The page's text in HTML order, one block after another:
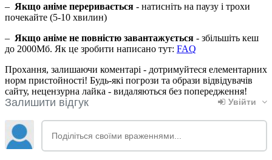
– Якщо аніме переривається - натисніть на паузу і трохи
почекайте (5-10 хвилин)
– Якщо аніме не повністю завантажується - збільшіть кеш
до 2000Мб. Як це зробити написано тут: FAQ
Прохання, залишаючи коментарі - дотримуйтеся елементарних
норм пристойності! Будь-які погрози та образи відвідувачів
сайту, нецензурна лайка - видаляються без попередження!